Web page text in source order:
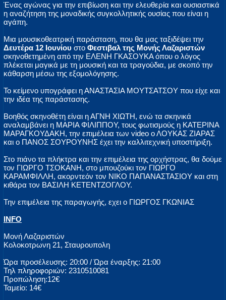
Ένας αγώνας για την επιβίωση και την ελευθερία και ουσιαστικά
η αναζήτηση της μοναδικής συγκολλητικής ουσίας που είναι η
αγάπη.
Μια μουσικοθεατρική παράσταση, που θα μας ταξιδέψει την
Δευτέρα 12 Ιουνίου στο Φεστιβαλ της Μονής Λαζαριστών
σκηνοθετημένη από την ΕΛΕΝΗ ΓΚΑΣΟΥΚΑ όπου ο λόγος
πλέκεται μαγικά με τη μουσική και τα τραγούδια, με σκοπό την
κάθαρση μέσω της εξομολόγησης.
Το κείμενο υπογράφει η ΑΝΑΣΤΑΣΙΑ ΜΟΥΤΣΑΤΣΟΥ που είχε και
την ιδέα της παράστασης.
Βοηθός σκηνοθέτη είναι η ΑΓΝΗ ΧΙΩΤΗ, ενώ τα σκηνικά
αναλαμβάνει η ΜΑΡΙΑ ΦΙΛΙΠΠΟΥ, τους φωτισμούς η ΚΑΤΕΡΙΝΑ
ΜΑΡΑΓΚΟΥΔΑΚΗ, την επιμέλεια των video ο ΛΟΥΚΑΣ ΖΙΑΡΑΣ
και ο ΠΑΝΟΣ ΣΟΥΡΟΥΝΗΣ έχει την καλλιτεχνική υποστήριξη.
Στο πιάνο τα πλήκτρα και την επιμέλεια της ορχήστρας, θα δούμε
τον ΓΙΩΡΓΟ ΤΣΟΚΑΝΗ, στο μπουζούκι τον ΓΙΩΡΓΟ
ΚΑΡΑΜΦΙΛΛΗ, ακορντεόν τον ΝΙΚΟ ΠΑΠΑΝΑΣΤΑΣΙΟΥ και στη
κιθάρα τον ΒΑΣΙΛΗ ΚΕΤΕΝΤΖΟΓΛΟΥ.
Την επιμέλεια της παραγωγής, εχει ο ΓΙΩΡΓΟΣ ΓΚΩΝΙΑΣ
INFO
Μονή Λαζαριστών
Κολοκοτρωνη 21, Σταυρουπολη
Ώρα προσέλευσης: 20:00 / Ώρα έναρξης: 21:00
Τηλ πληροφοριών: 2310510081
Προπώληση:12€
Ταμείο: 14€